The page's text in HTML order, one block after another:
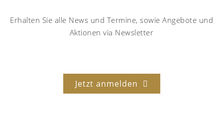
Erhalten Sie alle News und Termine, sowie Angebote und
Aktionen via Newsletter
Jetzt anmelden